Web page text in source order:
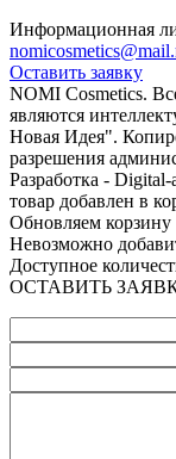
Информационная
Оставить заявку
NOMI Сosmetics.
являются
Новая Идея".
разрешения
Разработка - Digital-
товар добавлен в
Обновляем корзину
Невозможно
Доступное
ОСТАВИТЬ